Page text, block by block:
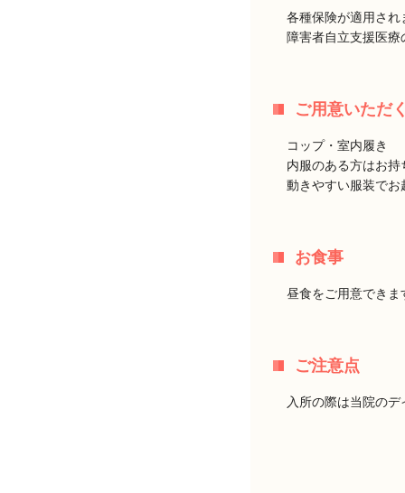
各種保険が適用され
障害者自立支援医
ご用意いただ
コップ・室内履き
内服のある方はお持
動きやすい服装でお
お食事
昼食をご用意できま
ご注意点
入所の際は当院の